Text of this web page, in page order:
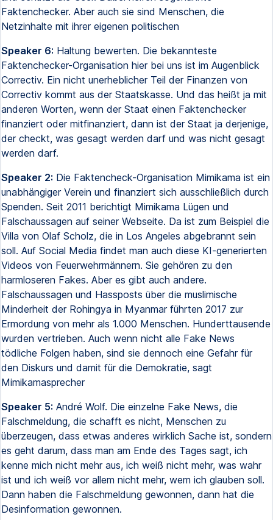
Faktenchecker. Aber auch sie sind Menschen, die
Netzinhalte mit ihrer eigenen politischen
Speaker 6: Haltung bewerten. Die bekannteste
Faktenchecker-Organisation hier bei uns ist im Augenblick
Correctiv. Ein nicht unerheblicher Teil der Finanzen von
Correctiv kommt aus der Staatskasse. Und das heißt ja mit
anderen Worten, wenn der Staat einen Faktenchecker
finanziert oder mitfinanziert, dann ist der Staat ja derjenige,
der checkt, was gesagt werden darf und was nicht gesagt
werden darf.
Speaker 2: Die Faktencheck-Organisation Mimikama ist ein
unabhängiger Verein und finanziert sich ausschließlich durch
Spenden. Seit 2011 berichtigt Mimikama Lügen und
Falschaussagen auf seiner Webseite. Da ist zum Beispiel die
Villa von Olaf Scholz, die in Los Angeles abgebrannt sein
soll. Auf Social Media findet man auch diese KI-generierten
Videos von Feuerwehrmännern. Sie gehören zu den
harmloseren Fakes. Aber es gibt auch andere.
Falschaussagen und Hassposts über die muslimische
Minderheit der Rohingya in Myanmar führten 2017 zur
Ermordung von mehr als 1.000 Menschen. Hunderttausende
wurden vertrieben. Auch wenn nicht alle Fake News
tödliche Folgen haben, sind sie dennoch eine Gefahr für
den Diskurs und damit für die Demokratie, sagt
Mimikamasprecher
Speaker 5: André Wolf. Die einzelne Fake News, die
Falschmeldung, die schafft es nicht, Menschen zu
überzeugen, dass etwas anderes wirklich Sache ist, sondern
es geht darum, dass man am Ende des Tages sagt, ich
kenne mich nicht mehr aus, ich weiß nicht mehr, was wahr
ist und ich weiß vor allem nicht mehr, wem ich glauben soll.
Dann haben die Falschmeldung gewonnen, dann hat die
Desinformation gewonnen.